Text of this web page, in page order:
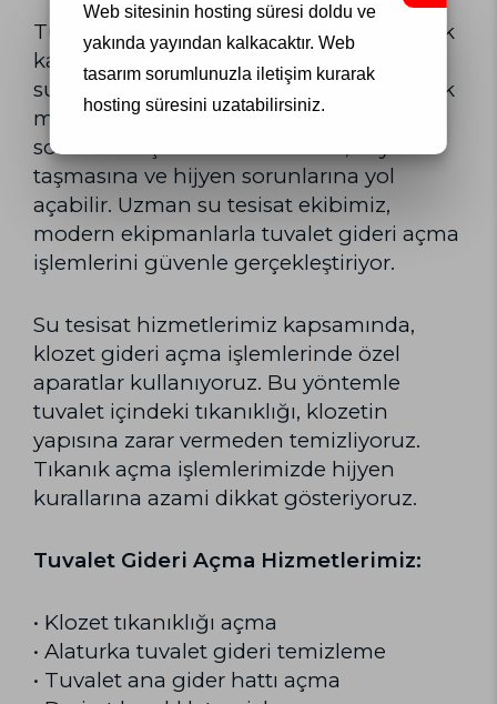
Tuvalet gideri tıkanıklıkları, evlerde en sık
karşılaşılan ve acil müdahale gerektiren
su tesisat problemlerindendir. Kağıt, ıslak
mendil veya yabancı cisimlerin atılması
sonucu oluşan bu tıkanıklıklar, suyun
taşmasına ve hijyen sorunlarına yol
açabilir. Uzman su tesisat ekibimiz,
modern ekipmanlarla tuvalet gideri açma
işlemlerini güvenle gerçekleştiriyor.
Su tesisat hizmetlerimiz kapsamında,
klozet gideri açma işlemlerinde özel
aparatlar kullanıyoruz. Bu yöntemle
tuvalet içindeki tıkanıklığı, klozetin
yapısına zarar vermeden temizliyoruz.
Tıkanık açma işlemlerimizde hijyen
kurallarına azami dikkat gösteriyoruz.
Tuvalet Gideri Açma Hizmetlerimiz:
• Klozet tıkanıklığı açma
• Alaturka tuvalet gideri temizleme
• Tuvalet ana gider hattı açma
Web sitesinin hosting süresi doldu ve
yakında yayından kalkacaktır. Web
tasarımsorumlunuzla iletişim kurarak
hosting süresini uzatabilirsiniz.